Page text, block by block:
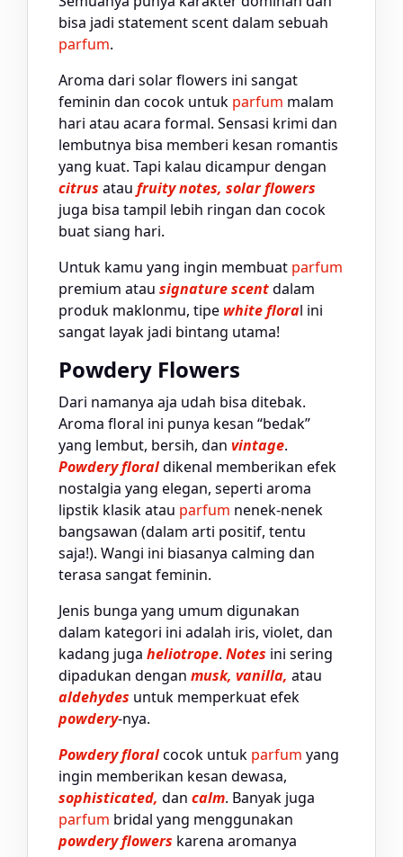
bisa jadi statement scent dalam sebuah
parfum.
Aroma dari solar flowers ini sangat
feminin dan cocok untuk parfum malam
hari atau acara formal. Sensasi krimi dan
lembutnya bisa memberi kesan romantis
yang kuat. Tapi kalau dicampur dengan
citrus atau fruity notes, solar flowers
juga bisa tampil lebih ringan dan cocok
buat siang hari.
Untuk kamu yang ingin membuat parfum
premium atau signature scentdalam
produk maklonmu, tipe white floral ini
sangat layak jadi bintang utama!
Powdery Flowers
Dari namanya aja udah bisa ditebak.
Aroma floral ini punya kesan “bedak”
yang lembut, bersih, dan vintage.
Powdery floraldikenal memberikan efek
nostalgia yang elegan, seperti aroma
lipstik klasik atau parfum nenek-nenek
bangsawan (dalam arti positif, tentu
saja!). Wangi ini biasanya calming dan
terasa sangat feminin.
Jenis bunga yang umum digunakan
dalam kategori ini adalah iris, violet, dan
kadang juga heliotrope. Notes ini sering
dipadukan dengan musk, vanilla, atau
aldehydes untuk memperkuat efek
powdery-nya.
Powdery floralcocok untuk parfum yang
ingin memberikan kesan dewasa,
sophisticated, dan calm. Banyak juga
parfum bridal yang menggunakan
powdery flowers karena aromanya